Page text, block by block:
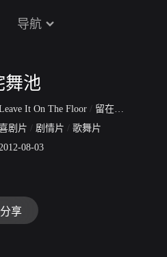
导航
舞池
It On The Floor / 留在地板上
剧片 / 剧情片 / 歌舞片
08-03
分享